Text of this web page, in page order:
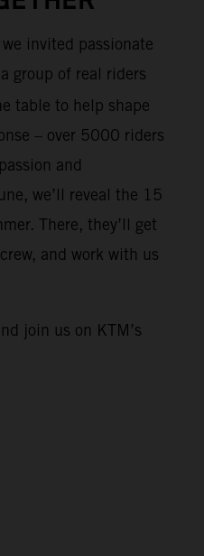
invited passionate
group of real riders
table to help shape
– over 5000 riders
and
we’ll reveal the 15
There, they’ll get
and work with us
join us on KTM’s